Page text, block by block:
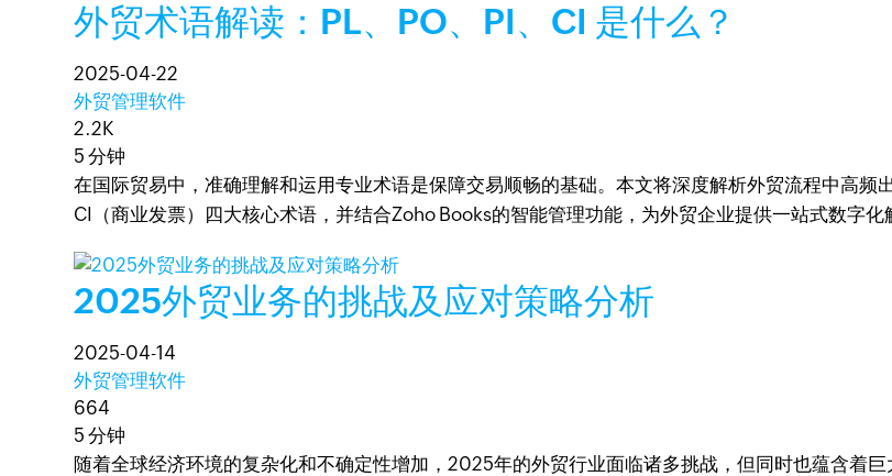
外贸术语解读：PL、PO、PI、CI 是什么？
2025-04-22
外贸管理软件
2.2K
5 分钟
在国际贸易中，准确理解和运用专业术语是保障交易顺畅的基础。本文将深度解析外贸流程中高频
CI（商业发票）四大核心术语，并结合Zoho Books的智能管理功能，为外贸企业提供一站式数字化
2025外贸业务的挑战及应对策略分析
2025-04-14
外贸管理软件
664
5 分钟
随着全球经济环境的复杂化和不确定性增加，2025年的外贸行业面临诸多挑战，但同时也蕴含着